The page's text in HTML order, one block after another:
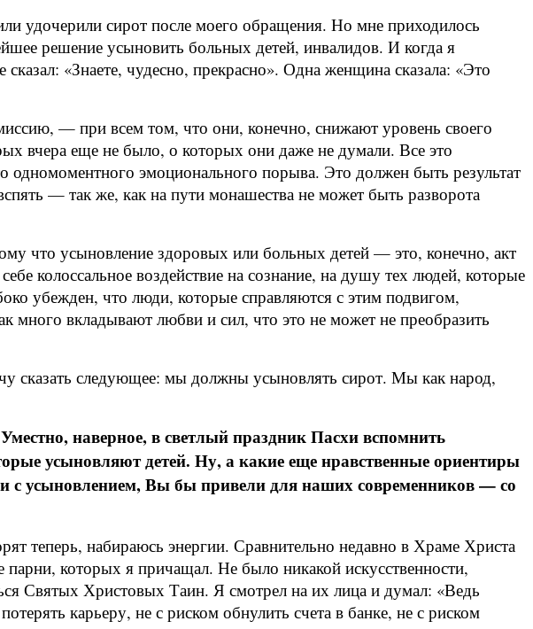
удочерили сирот после моего обращения. Но мне приходилось
решение усыновить больных детей, инвалидов. И когда я
«Знаете, чудесно, прекрасно». Одна женщина сказала: «Это
— при всем том, что они, конечно, снижают уровень своего
вчера еще не было, о которых они даже не думали. Все это
одномоментного эмоционального порыва. Это должен быть результат
— так же, как на пути монашества не может быть разворота
что усыновление здоровых или больных детей — это, конечно, акт
колоссальное воздействие на сознание, на душу тех людей, которые
убежден, что люди, которые справляются с этим подвигом,
много вкладывают любви и сил, что это не может не преобразить
сказать следующее: мы должны усыновлять сирот. Мы как народ,
наверное, в светлый праздник Пасхи вспомнить
усыновляют детей. Ну, а какие еще нравственные ориентиры
с усыновлением, Вы бы привели для наших современников — со
теперь, набираюсь энергии. Сравнительно недавно в Храме Христа
которых я причащал. Не было никакой искусственности,
Святых Христовых Таин. Я смотрел на их лица и думал: «Ведь
карьеру, не с риском обнулить счета в банке, не с риском